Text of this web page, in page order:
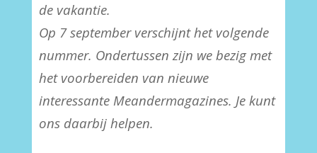
de vakantie.
Op 7 september verschijnt het volgende
nummer. Ondertussen zijn we bezig met
het voorbereiden van nieuwe
interessante Meandermagazines. Je kunt
ons daarbij helpen.